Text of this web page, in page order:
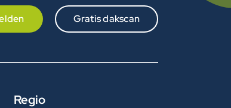
Gratis dakscan
Regio